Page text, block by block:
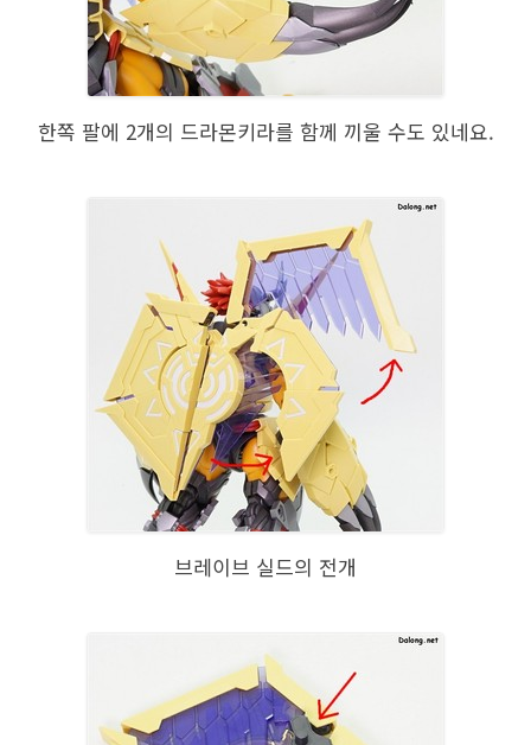
한쪽 팔에 2개의 드라몬키라를 함께 끼울 수도 있네요.
브레이브 실드의 전개